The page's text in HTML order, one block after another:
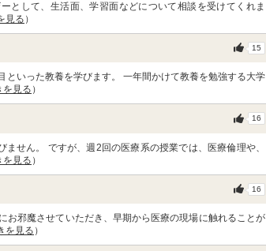
として、生活面、学習面などについて相談を受けてくれま
見る ）
15
いった教養を学びます。 一年間かけて教養を勉強する大学
を見る ）
16
せん。 ですが、週2回の医療系の授業では、医療倫理や、
を見る ）
16
邪魔させていただき、早期から医療の現場に触れることが
を見る ）